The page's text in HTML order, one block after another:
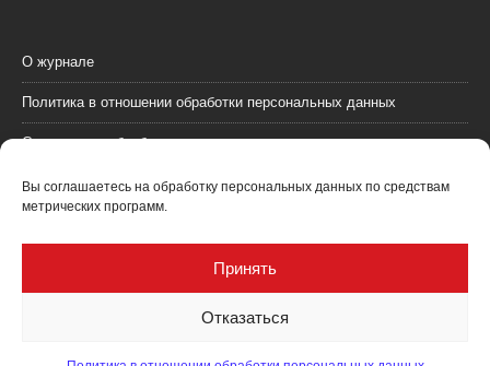
Вы соглашаетесь на обработку персональных данных по средствам
метрических программ.
Принять
Отказаться
О журнале
Политика в отношении обработки персональных данных
Согласие на обработку персональных данных
Пользовательское соглашение (оферта)